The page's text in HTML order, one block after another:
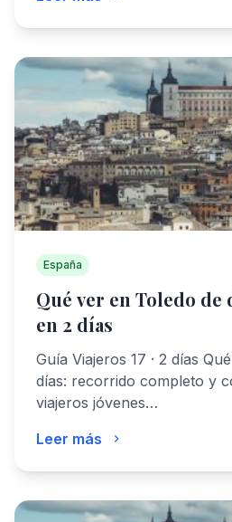
España
Qué ver en Toledo de
en 2 días
Guía Viajeros 17 · 2 días
días: recorrido completo y
viajeros jóvenes…
Leer más